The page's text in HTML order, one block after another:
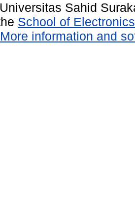
Sahid
School of
More information and